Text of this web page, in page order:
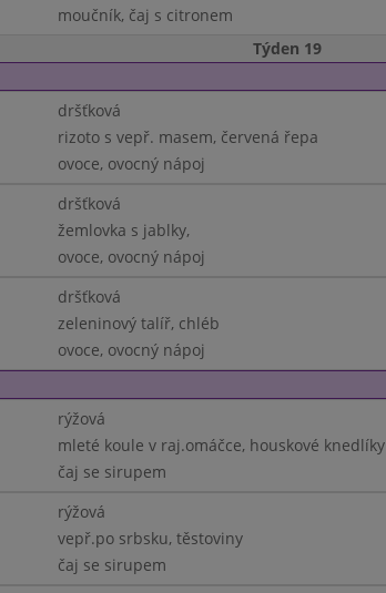
moučník, čaj s citronem
Týden 19
dršťková
rizoto s vepř. masem, červená řepa
ovoce, ovocný nápoj
dršťková
žemlovka s jablky,
ovoce, ovocný nápoj
dršťková
zeleninový talíř, chléb
ovoce, ovocný nápoj
rýžová
mleté koule v raj.omáčce, houskové knedlíky
čaj se sirupem
rýžová
vepř.po srbsku, těstoviny
čaj se sirupem